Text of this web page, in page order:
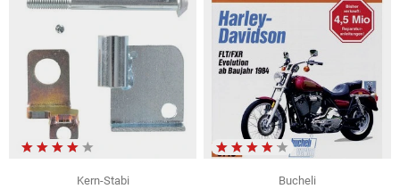
Kern-Stabi
Bucheli